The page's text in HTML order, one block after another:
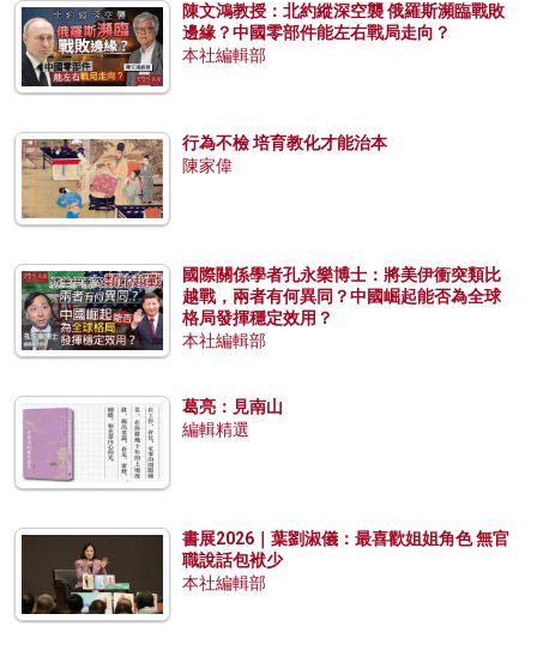
陳文鴻教授：北約縱深空襲 俄羅斯瀕臨戰敗
邊緣？中國零部件能左右戰局走向？
本社編輯部
行為不檢 培育教化才能治本
陳家偉
國際關係學者孔永樂博士：將美伊衝突類比
越戰，兩者有何異同？中國崛起能否為全球
格局發揮穩定效用？
本社編輯部
葛亮：見南山
編輯精選
書展2026｜葉劉淑儀：最喜歡姐姐角色 無官
職說話包袱少
本社編輯部